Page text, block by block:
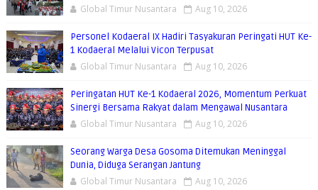
Global Timur Nusantara Aug 10, 2026
Personel Kodaeral IX Hadiri Tasyakuran Peringati HUT Ke-
1 Kodaeral Melalui Vicon Terpusat
Global Timur Nusantara Aug 10, 2026
Peringatan HUT Ke-1 Kodaeral 2026, Momentum Perkuat
Sinergi Bersama Rakyat dalam Mengawal Nusantara
Global Timur Nusantara Aug 10, 2026
Seorang Warga Desa Gosoma Ditemukan Meninggal
Dunia, Diduga Serangan Jantung
Global Timur Nusantara Aug 10, 2026